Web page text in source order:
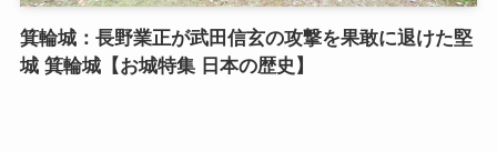
箕輪城：長野業正が武田信玄の攻撃を果敢に退けた堅
城 箕輪城【お城特集 日本の歴史】